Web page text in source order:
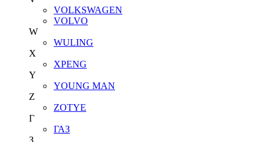
VOLKSWAGEN
VOLVO
W
WULING
X
XPENG
Y
YOUNG MAN
Z
ZOTYE
Г
ГАЗ
З